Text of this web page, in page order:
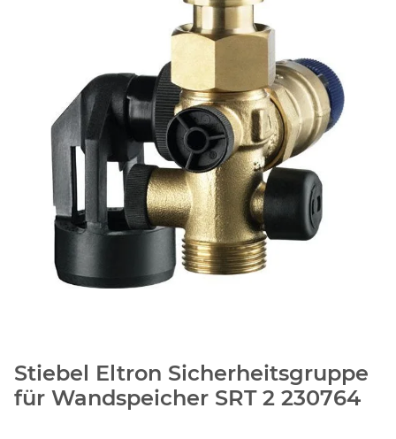
Stiebel Eltron Sicherheitsgruppe
für Wandspeicher SRT 2 230764